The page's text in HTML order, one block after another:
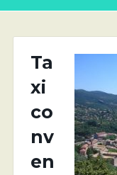
Ta
xi
co
nv
en